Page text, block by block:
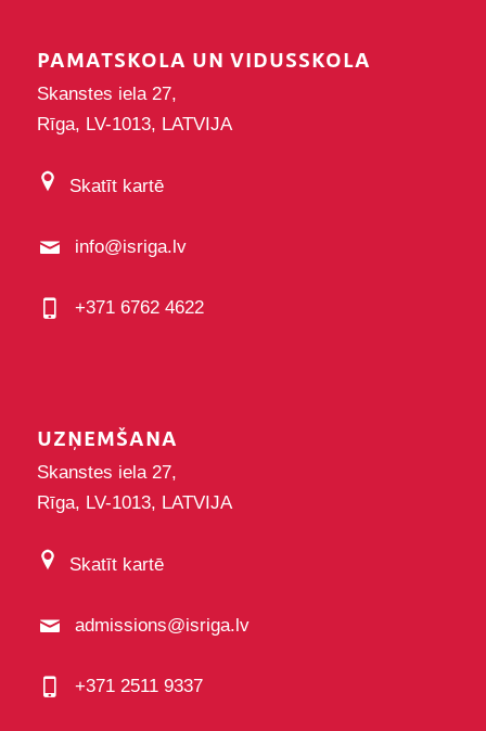
PAMATSKOLA UN VIDUSSKOLA
Skanstes iela 27,
Rīga, LV-1013, LATVIJA
Skatīt kartē
info@isriga.lv
+371 6762 4622
UZŅEMŠANA
Skanstes iela 27,
Rīga, LV-1013, LATVIJA
Skatīt kartē
admissions@isriga.lv
+371 2511 9337